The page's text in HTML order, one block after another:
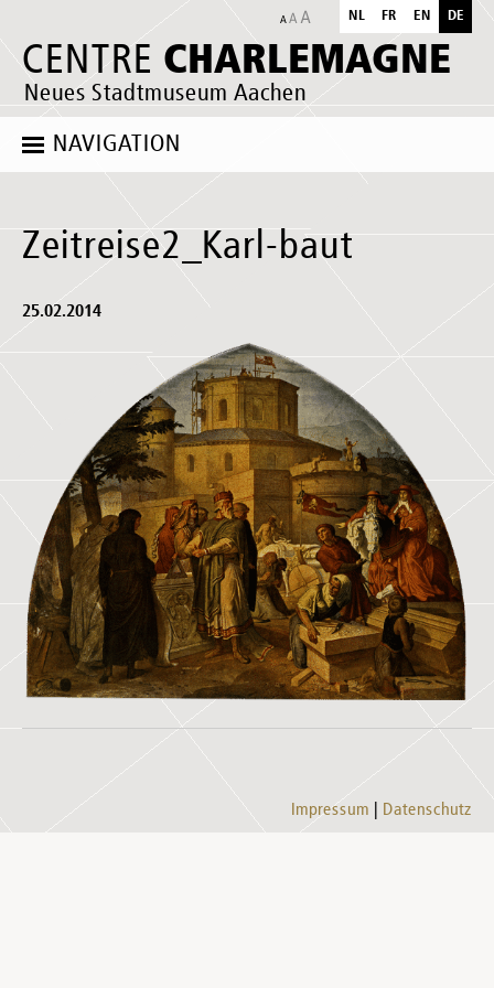
CENTRE CHARLEMAGNE
Neues Stadtmuseum Aachen
NL FR EN DE
NAVIGATION
Zeitreise2_Karl-baut
25.02.2014
Impressum Datenschutz